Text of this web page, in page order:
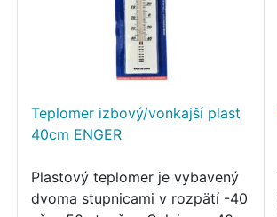
Teplomer izbový/vonkajší plast
40cm ENGER
Plastový teplomer je vybavený
dvoma stupnicami v rozpätí -40